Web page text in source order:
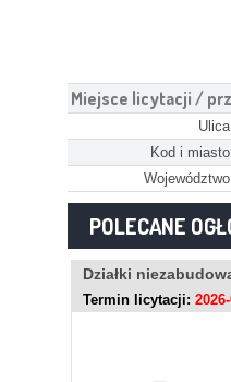
Miejsce licytacji /
Kod i
POLECANE
Działki
Termin licytacji: